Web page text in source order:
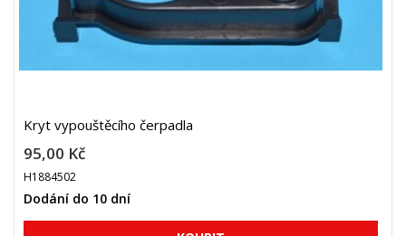
Kryt vypouštěcího čerpadla
95,00 Kč
H1884502
Dodání do 10 dní